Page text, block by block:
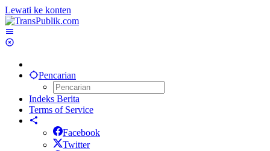
Lewati ke konten
Pencarian
Indeks Berita
Terms of Service
Facebook
Twitter